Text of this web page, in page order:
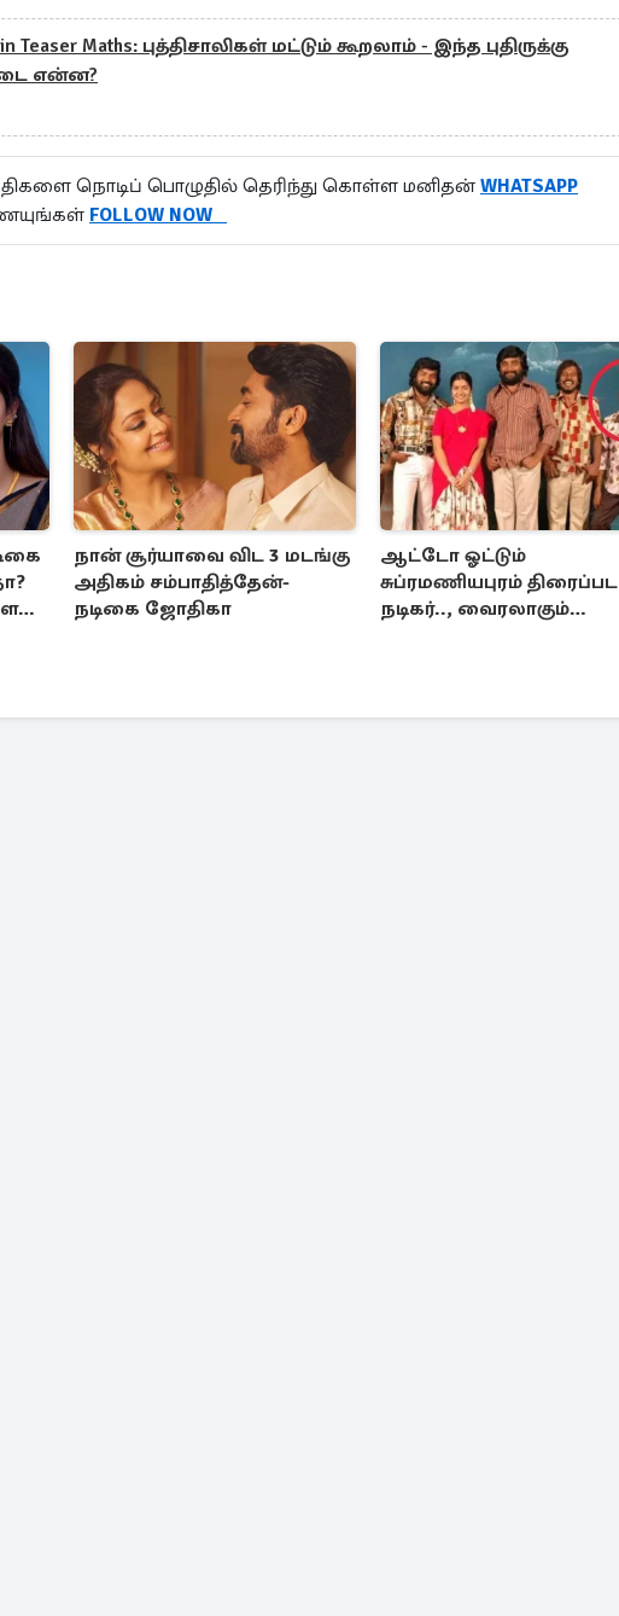
Teaser Maths: புத்திசாலிகள் மட்டும் கூறலாம் - இந்த புதிருக்கு
என்ன?
நொடிப் பொழுதில் தெரிந்து கொள்ள மனிதன் WHATSAPP
FOLLOW NOW
நான் சூர்யாவை விட 3 மடங்கு
அதிகம் சம்பாதித்தேன்-
நடிகை ஜோதிகா
ஆட்டோ ஓட்டும்
சுப்ரமணியபுரம் திரைப்பட
நடிகர்.., வைரலாகும்